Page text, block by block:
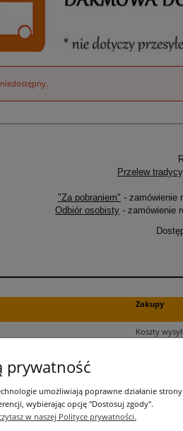
Przelew
"Za pobraniem" - zamówienie
Odbiór osobisty - zamówienie
danych
Zakupy
Koszty
Czas
prywatność
umożliwiają poprawne działanie
wybierając opcję "Dostosuj zgody".
w naszej Polityce prywatności.